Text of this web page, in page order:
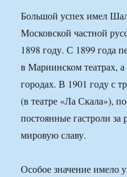
Большой успех имел
Московской частной
1898 году. С 1899 года
в Мариинском театрах,
городах. В 1901 году с
(в театре «Ла Скала»),
постоянные гастроли
мировую славу.
Особое значение имело